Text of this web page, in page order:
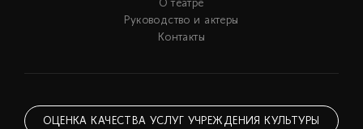
О театре
Руководство и актеры
Контакты
ОЦЕНКА КАЧЕСТВА УСЛУГ УЧРЕЖДЕНИЯ КУЛЬТУРЫ